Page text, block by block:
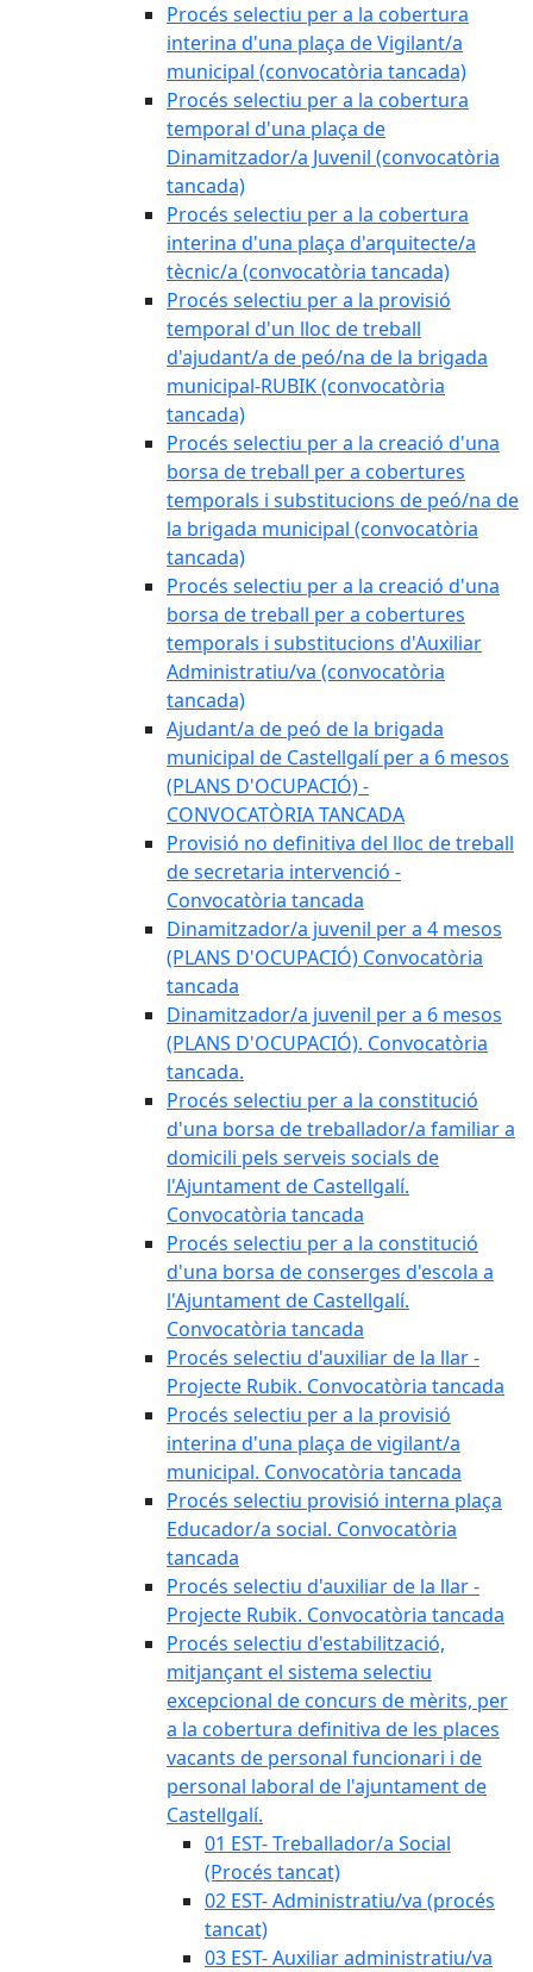
Procés selectiu per a la cobertura
interina d'una plaça de Vigilant/a
municipal (convocatòria tancada)
Procés selectiu per a la cobertura
temporal d'una plaça de
Dinamitzador/a Juvenil (convocatòria
tancada)
Procés selectiu per a la cobertura
interina d'una plaça d'arquitecte/a
tècnic/a (convocatòria tancada)
Procés selectiu per a la provisió
temporal d'un lloc de treball
d'ajudant/a de peó/na de la brigada
municipal-RUBIK (convocatòria
tancada)
Procés selectiu per a la creació d'una
borsa de treball per a cobertures
temporals i substitucions de peó/na de
la brigada municipal (convocatòria
tancada)
Procés selectiu per a la creació d'una
borsa de treball per a cobertures
temporals i substitucions d'Auxiliar
Administratiu/va (convocatòria
tancada)
Ajudant/a de peó de la brigada
municipal de Castellgalí per a 6 mesos
(PLANS D'OCUPACIÓ) -
CONVOCATÒRIA TANCADA
Provisió no definitiva del lloc de treball
de secretaria intervenció -
Convocatòria tancada
Dinamitzador/a juvenil per a 4 mesos
(PLANS D'OCUPACIÓ) Convocatòria
tancada
Dinamitzador/a juvenil per a 6 mesos
(PLANS D'OCUPACIÓ). Convocatòria
tancada.
Procés selectiu per a la constitució
d'una borsa de treballador/a familiar a
domicili pels serveis socials de
l'Ajuntament de Castellgalí.
Convocatòria tancada
Procés selectiu per a la constitució
d'una borsa de conserges d'escola a
l'Ajuntament de Castellgalí.
Convocatòria tancada
Procés selectiu d'auxiliar de la llar -
Projecte Rubik. Convocatòria tancada
Procés selectiu per a la provisió
interina d'una plaça de vigilant/a
municipal. Convocatòria tancada
Procés selectiu provisió interna plaça
Educador/a social. Convocatòria
tancada
Procés selectiu d'auxiliar de la llar -
Projecte Rubik. Convocatòria tancada
Procés selectiu d'estabilització,
mitjançant el sistema selectiu
excepcional de concurs de mèrits, per
a la cobertura definitiva de les places
vacants de personal funcionari i de
personal laboral de l'ajuntament de
Castellgalí.
01 EST- Treballador/a Social
(Procés tancat)
02 EST- Administratiu/va (procés
tancat)
03 EST- Auxiliar administratiu/va